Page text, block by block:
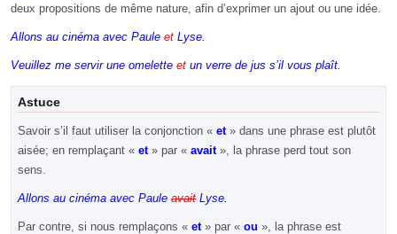
deux propositions de même nature, afin d’exprimer un ajout ou une idée.
Allons au cinéma avec Pauleet Lyse.
Veuillez me servir une omeletteet un verre de jus s’il vous plaît.
Astuce
Savoir s’il faut utiliser la conjonction «et» dans une phrase est plutôt
aisée; en remplaçant «et » par «avait », la phrase perd tout son
sens.
Allons au cinéma avec PauleavaitLyse.
Par contre, si nous remplaçons «et» par «ou », la phrase est